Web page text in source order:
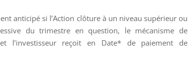
anticipé si l’Action clôture à un niveau supérieur ou
du trimestre en question, le mécanisme de
l’investisseur reçoit en Date* de paiement de